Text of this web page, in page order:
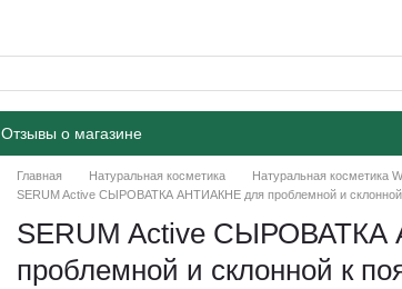
Отзывы о магазине
Главная Натуральная косметика
Натуральная косметика
SERUM Active СЫРОВАТКА АНТИАКНЕ для проблемной и склонной
SERUM Active
проблемной и склонной к